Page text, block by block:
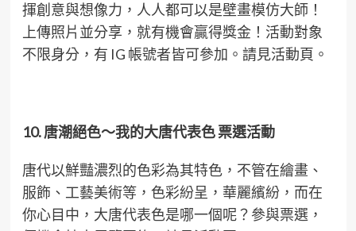
揮創意與想像力，人人都可以是壁畫模仿大師！
上傳照片並分享，就有機會贏得獎金！活動對象
不限身分，有 IG 帳號者皆可參加。請見活動頁。
10. 唐潮絕色～我的大唐代表色 票選活動
唐代以鮮豔濃烈的色彩為其特色，不管在繪畫、
服飾、工藝美術等，色彩紛呈，華麗繽紛，而在
你心目中，大唐代表色是哪一個呢？參與票選，